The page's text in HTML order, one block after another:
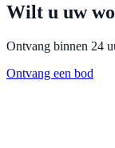
Wilt u uw
Ontvang binnen 24
Ontvang een bod